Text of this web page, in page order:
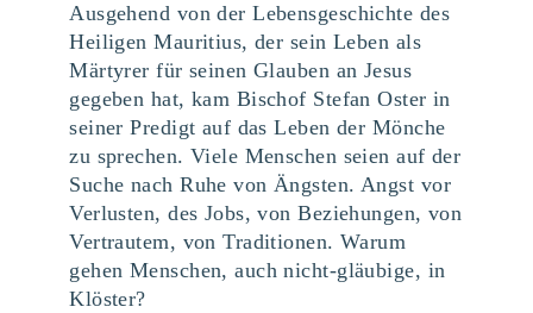
Ausgehend von der Lebensgeschichte des
Heiligen Mauritius, der sein Leben als
Märtyrer für seinen Glauben an Jesus
gegeben hat, kam Bischof Stefan Oster in
seiner Predigt auf das Leben der Mönche
zu sprechen. Viele Menschen seien auf der
Suche nach Ruhe von Ängsten. Angst vor
Verlusten, des Jobs, von Beziehungen, von
Vertrautem, von Traditionen. Warum
gehen Menschen, auch nicht-gläubige, in
Klöster?